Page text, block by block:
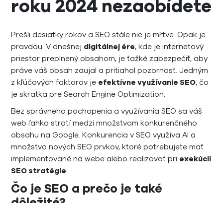
roku 2024 nezaobídete
Prešli desiatky rokov a SEO stále nie je mŕtve. Opak je
pravdou. V dnešnej digitálnej ére, kde je internetový
priestor preplnený obsahom, je ťažké zabezpečiť, aby
práve váš obsah zaujal a pritiahol pozornosť. Jedným
z kľúčových faktorov je efektívne využívanie SEO, čo
je skratka pre Search Engine Optimization.
Bez správneho pochopenia a využívania SEO sa váš
web ľahko stratí medzi množstvom konkurenčného
obsahu na Google. Konkurencia v SEO využíva AI a
množstvo nových SEO prvkov, ktoré potrebujete mať
implementované na webe alebo realizovať pri exekúcii
SEO stratégie.
Čo je SEO a prečo je také